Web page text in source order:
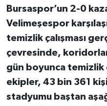
Bursaspor’un 2-0
Velimeşespor
temizlik çalışması
çevresinde,
gün boyunca temizlik
ekipler, 43 bin 361
stadyumu baştan